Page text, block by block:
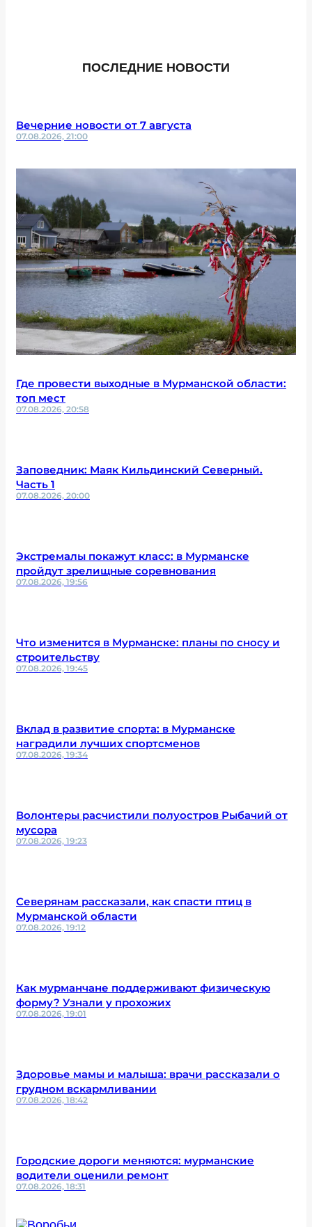
ПОСЛЕДНИЕ НОВОСТИ
Вечерние новости от 7 августа
07.08.2026, 21:00
Где провести выходные в Мурманской области:
топ мест
07.08.2026, 20:58
Заповедник: Маяк Кильдинский Северный.
Часть 1
07.08.2026, 20:00
Экстремалы покажут класс: в Мурманске
пройдут зрелищные соревнования
07.08.2026, 19:56
Что изменится в Мурманске: планы по сносу и
строительству
07.08.2026, 19:45
Вклад в развитие спорта: в Мурманске
наградили лучших спортсменов
07.08.2026, 19:34
Волонтеры расчистили полуостров Рыбачий от
мусора
07.08.2026, 19:23
Северянам рассказали, как спасти птиц в
Мурманской области
07.08.2026, 19:12
Как мурманчане поддерживают физическую
форму? Узнали у прохожих
07.08.2026, 19:01
Здоровье мамы и малыша: врачи рассказали о
грудном вскармливании
07.08.2026, 18:42
Городские дороги меняются: мурманские
водители оценили ремонт
07.08.2026, 18:31